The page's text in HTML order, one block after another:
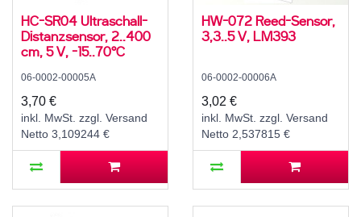
HC-SR04 Ultraschall-
Distanzsensor, 2..400
cm, 5 V, -15..70°C
06-0002-00005A
3,70 €
inkl. MwSt. zzgl. Versand
Netto 3,109244 €
HW-072 Reed-Sensor,
3,3..5 V, LM393
06-0002-00006A
3,02 €
inkl. MwSt. zzgl. Versand
Netto 2,537815 €